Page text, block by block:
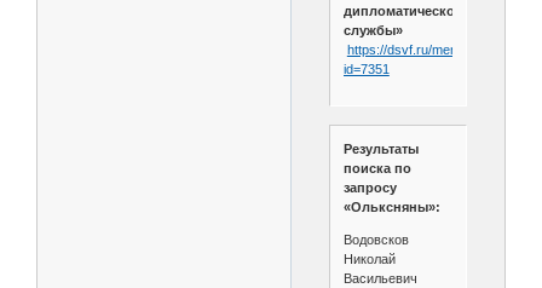
дипломатической
службы»
https://dsvf.ru/memory_book/
id=7351
Результаты
поиска по
запросу
«Ольксняны»:
Водовсков
Николай
Васильевич